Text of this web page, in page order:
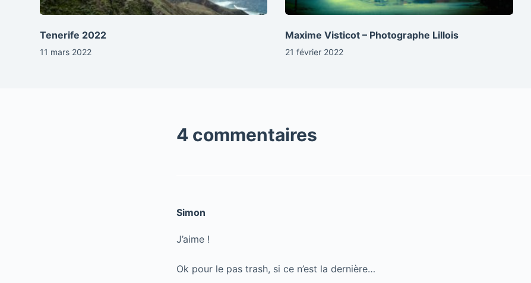
Tenerife 2022
11 mars 2022
Maxime Visticot – Photographe Lillois
21 février 2022
4 commentaires
Simon
J’aime !
Ok pour le pas trash, si ce n’est la dernière…